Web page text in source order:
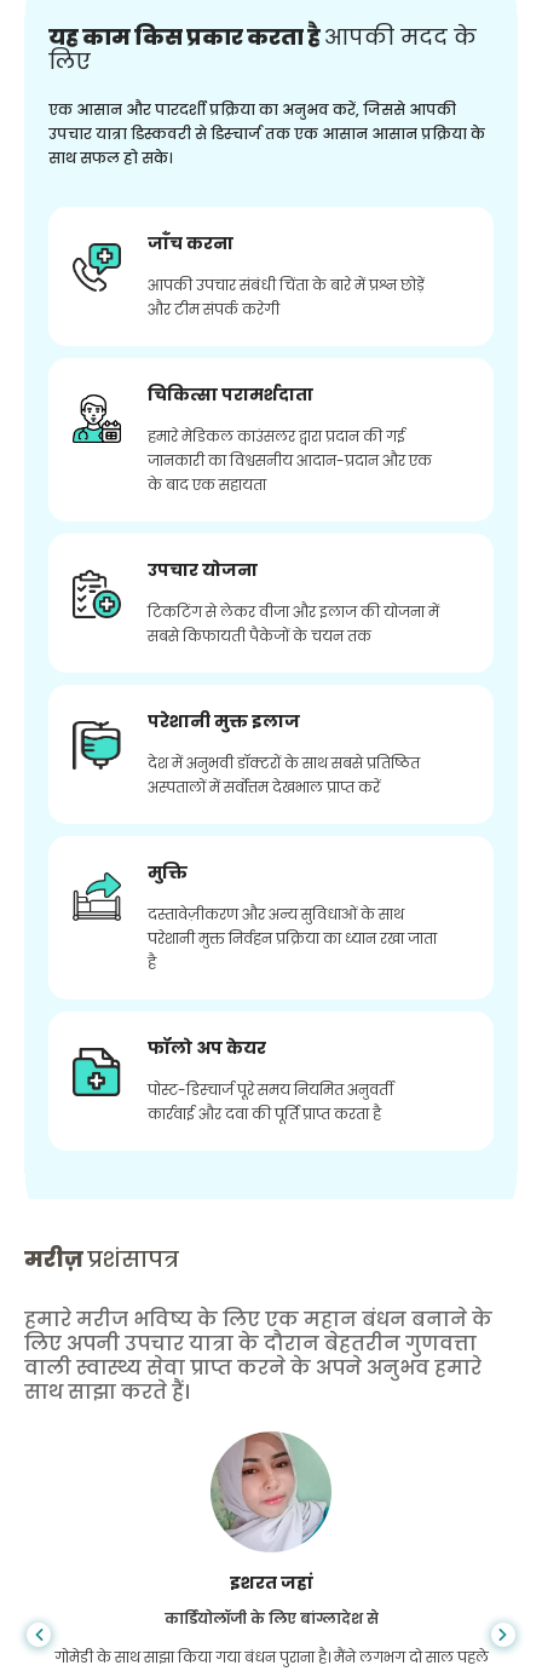
यह काम किस प्रकार करता हैआपकी मदद के
लिए
एक आसान और पारदर्शी प्रक्रिया का अनुभव करें, जिससे आपकी
उपचार यात्रा डिस्कवरी से डिस्चार्ज तक एक आसान आसान प्रक्रिया के
साथ सफल हो सके।
जाँच करना
आपकी उपचार संबंधी चिंता के बारे में प्रश्न छोड़ें
और टीम संपर्क करेगी
चिकित्सा परामर्शदाता
हमारे मेडिकल काउंसलर द्वारा प्रदान की गई
जानकारी का विश्वसनीय आदान-प्रदान और एक
के बाद एक सहायता
उपचार योजना
टिकटिंग से लेकर वीजा और इलाज की योजना में
सबसे किफायती पैकेजों के चयन तक
परेशानी मुक्त इलाज
देश में अनुभवी डॉक्टरों के साथ सबसे प्रतिष्ठित
अस्पतालों में सर्वोत्तम देखभाल प्राप्त करें
मुक्ति
दस्तावेज़ीकरण और अन्य सुविधाओं के साथ
परेशानी मुक्त निर्वहन प्रक्रिया का ध्यान रखा जाता
है
फॉलो अप केयर
पोस्ट-डिस्चार्ज पूरे समय नियमित अनुवर्ती
कार्रवाई और दवा की पूर्ति प्राप्त करता है
मरीज़प्रशंसापत्र
हमारे मरीज भविष्य के लिए एक महान बंधन बनाने के
लिए अपनी उपचार यात्रा के दौरान बेहतरीन गुणवत्ता
वाली स्वास्थ्य सेवा प्राप्त करने के अपने अनुभव हमारे
साथ साझा करते हैं।
इशरत जहां
कार्डियोलॉजी के लिए बांग्लादेश से
गोमेडी के साथ साझा किया गया बंधन पुराना है। मैंने लगभग दो साल पहले